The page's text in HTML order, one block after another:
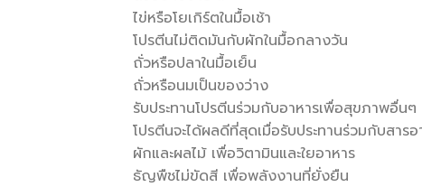
ไข่หรือโยเกิร์ตในมื้อเช้า
โปรตีนไม่ติดมันกับผักในมื้อกลางวัน
ถั่วหรือปลาในมื้อเย็น
ถั่วหรือนมเป็นของว่าง
รับประทานโปรตีนร่วมกับอาหารเพื่อสุขภาพอื่นๆ
โปรตีนจะได้ผลดีที่สุดเมื่อรับประทานร่วมกับสา
ผักและผลไม้ เพื่อวิตามินและใยอาหาร
ธัญพืชไม่ขัดสี เพื่อพลังงานที่ยั่งยืน